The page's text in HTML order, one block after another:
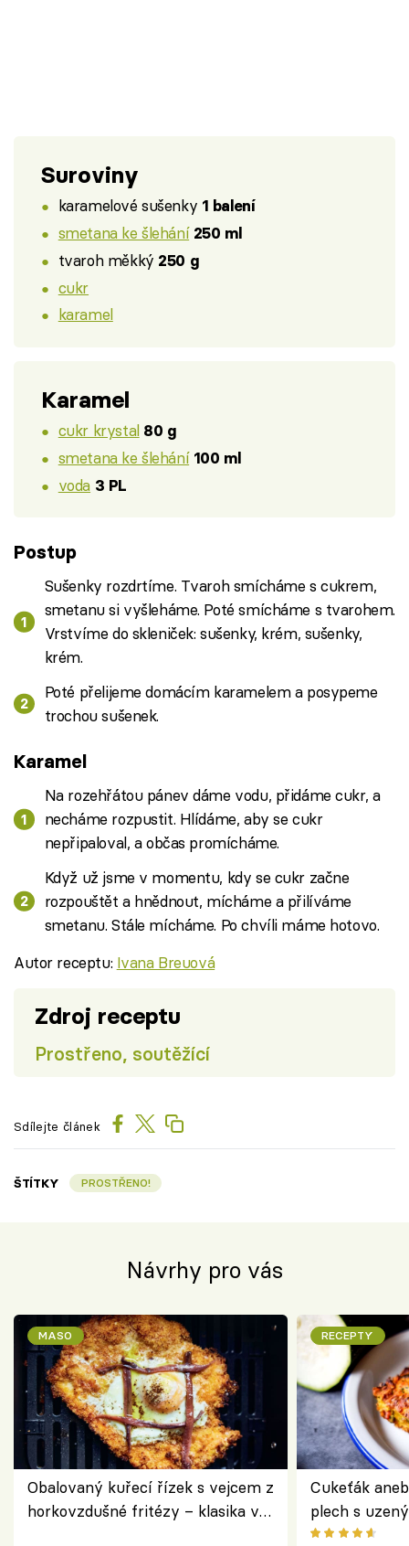
Suroviny
karamelové sušenky 1 balení
smetana ke šlehání 250 ml
tvaroh měkký 250 g
cukr
karamel
Karamel
cukr krystal 80 g
smetana ke šlehání 100 ml
voda 3 PL
Postup
Sušenky rozdrtíme. Tvaroh smícháme s cukrem,
smetanu si vyšleháme. Poté smícháme s tvarohem.
Vrstvíme do skleniček: sušenky, krém, sušenky,
krém.
Poté přelijeme domácím karamelem a posypeme
trochou sušenek.
Karamel
Na rozehřátou pánev dáme vodu, přidáme cukr, a
necháme rozpustit. Hlídáme, aby se cukr
nepřipaloval, a občas promícháme.
Když už jsme v momentu, kdy se cukr začne
rozpouštět a hnědnout, mícháme a přilíváme
smetanu. Stále mícháme. Po chvíli máme hotovo.
Autor receptu: Ivana Breuová
Zdroj receptu
Prostřeno, soutěžící
Sdílejte článek
ŠTÍTKY PROSTŘENO!
Návrhy pro vás
MASO
Obalovaný kuřecí řízek s vejcem z
horkovzdušné fritézy – klasika v
RECEPTY
Cukeťák
plech s
způsob, jak